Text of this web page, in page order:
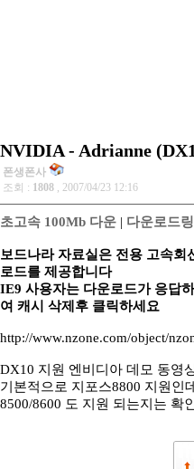
NVIDIA - Adrianne
폰생폰사
조회 : 1808 , 2007/04/23 12:16
초고속 100Mb 다운 | 다운로드
보드나라 자료실은 전용 고속회
로드를 제공합니다
IE9 사용자는 다운로드가 응답
여 캐시 삭제후 클릭하세요
http://www.nzone.com/object/
DX10 지원 엔비디아 데모 동영
기본적으로 지포스8800 지원인
8500/8600 도 지원 되는지는 확